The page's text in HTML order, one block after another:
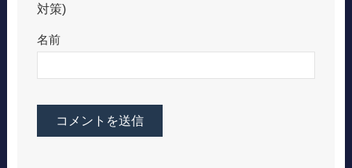
対策)
名前